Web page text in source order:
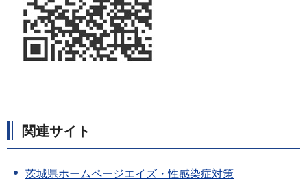
関連サイト
茨城県ホームページエイズ・性感染症対策